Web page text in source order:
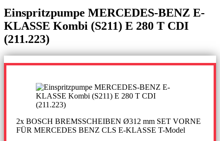
Einspritzpumpe MERCEDES-BENZ E-
KLASSE Kombi (S211) E 280 T CDI
(211.223)
2x BOSCH BREMSSCHEIBEN Ø312 mm SET VORNE
FÜR MERCEDES BENZ CLS E-KLASSE T-Model